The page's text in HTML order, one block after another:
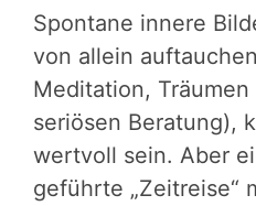
Spontane innere
von allein
Meditation,
seriösen Beratung),
wertvoll sein. Aber
geführte „Zeitreise“